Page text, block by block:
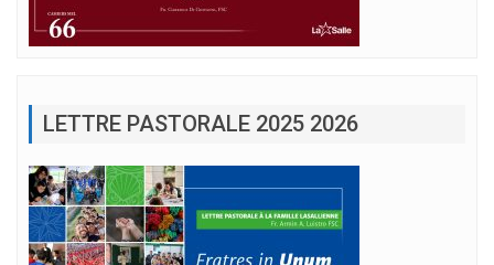
LETTRE PASTORALE 2025 2026